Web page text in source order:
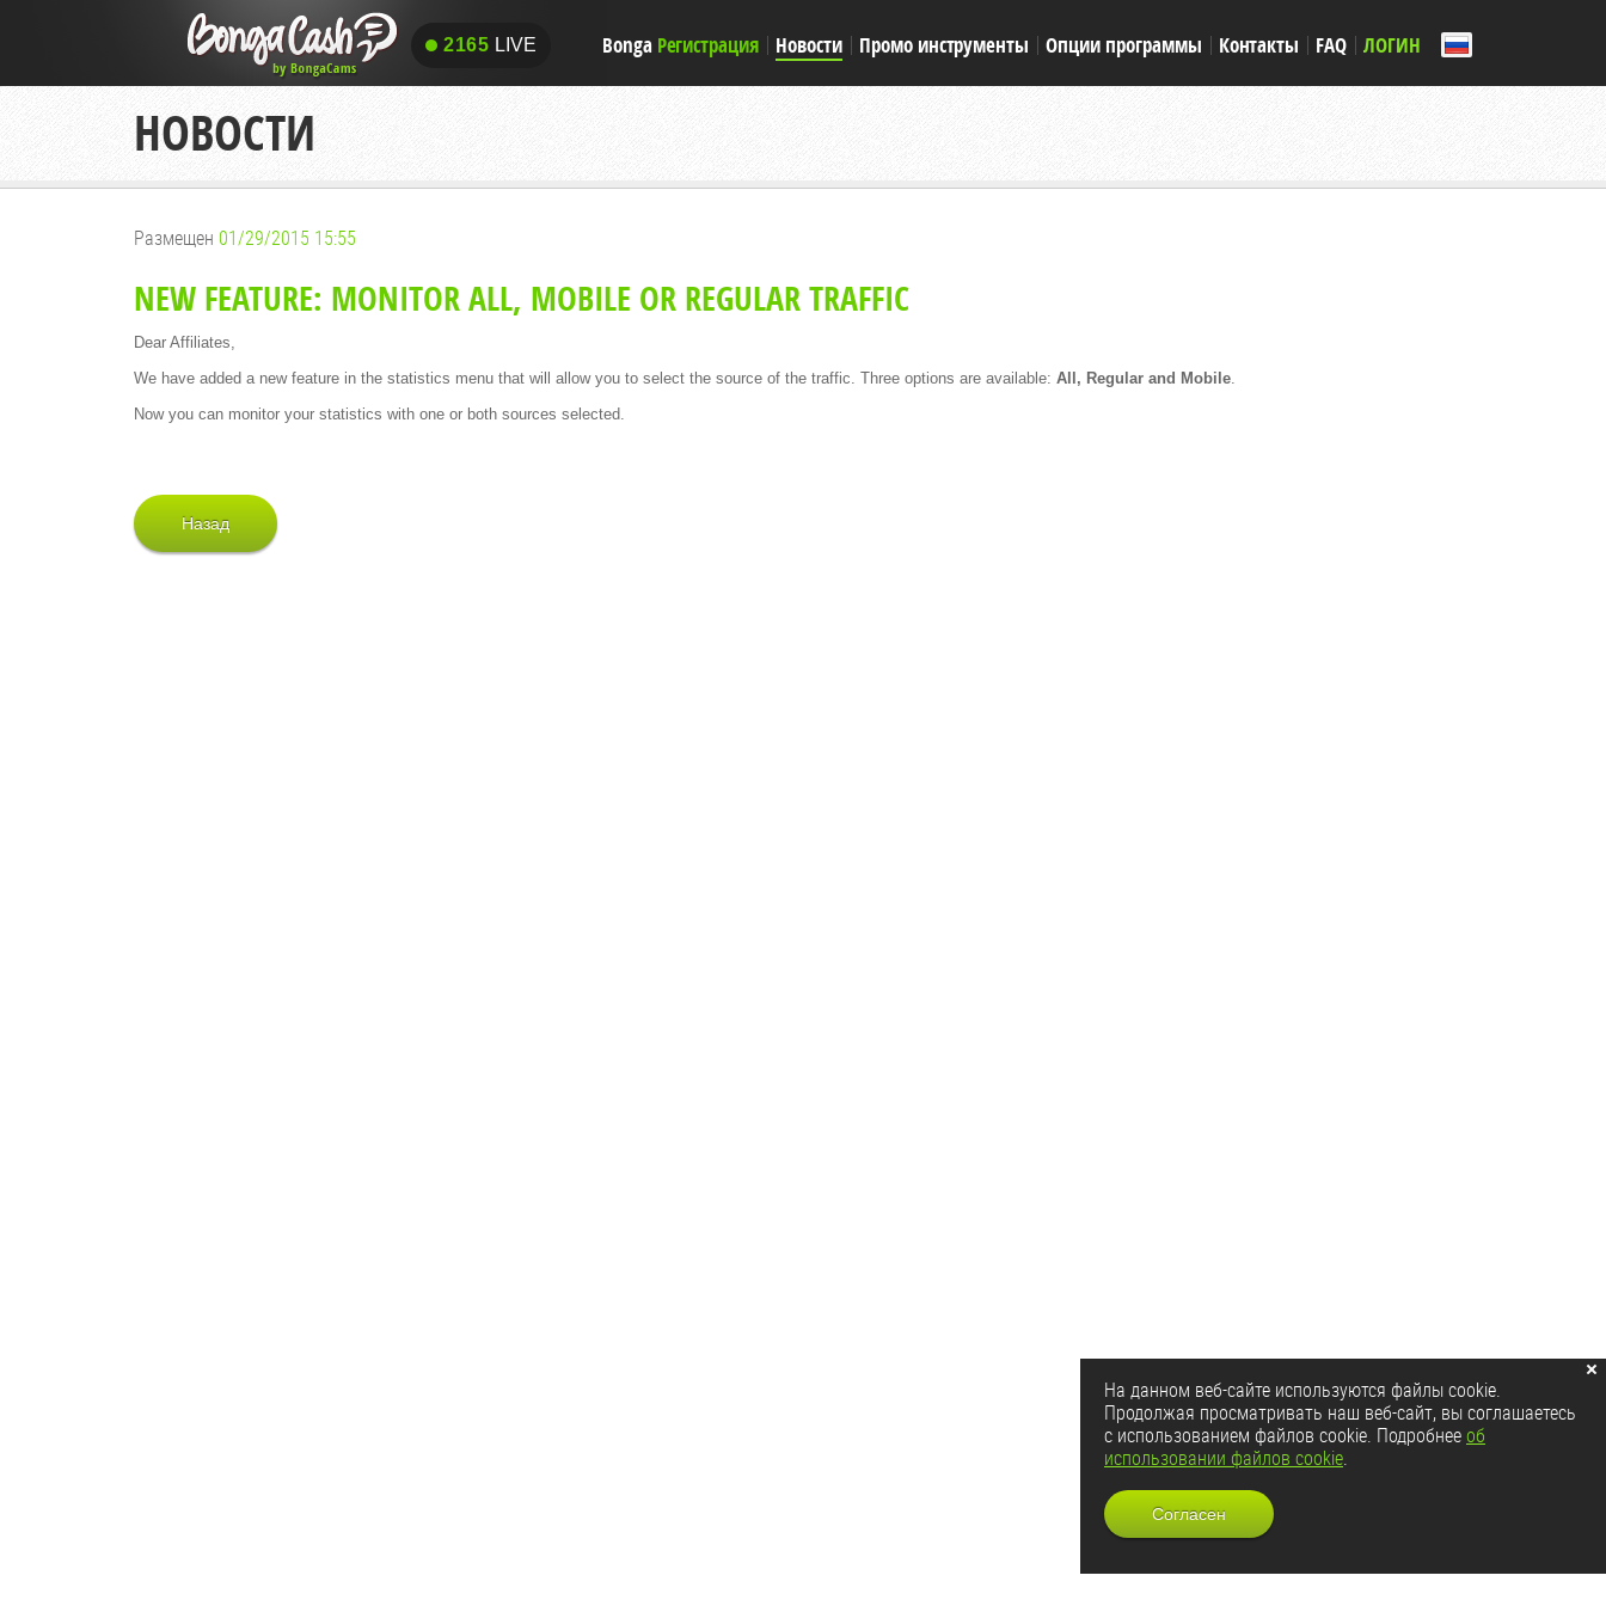
2165 LIVE
2165 LIVE Bonga Регистрация Новости Промо инструменты Опции программы Контакты FAQ ЛОГИН
НОВОСТИ
Размещен 01/29/2015 15:55
NEW FEATURE: MONITOR ALL, MOBILE OR REGULAR TRAFFIC
Dear Affiliates,
We have added a new feature in the statistics menu that will allow you to select the source of the traffic. Three options are available: All, Regular and Mobile.
Now you can monitor your statistics with one or both sources selected.
Назад
На данном веб-сайте используются файлы cookie.
Продолжая просматривать наш веб-сайт, вы соглашаетесь
с использованием файлов cookie. Подробнееоб
использовании файлов cookie.
Согласен